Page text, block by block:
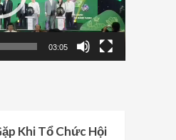
03:05
Khi Tổ Chức Hội